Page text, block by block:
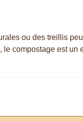
ou des treillis
compostage est un